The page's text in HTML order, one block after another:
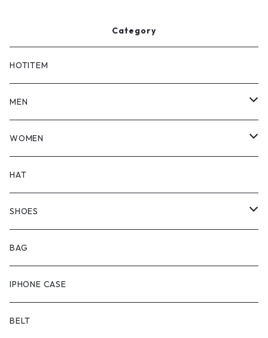
Category
HOTITEM
MEN
TOPS
BOTTOMS
OUTER
WOMEN
TOPS
BOTTOMS
ONEPIECE
OUTER
HAT
SHOES
ブーツ
スニーカー
サンダル
BAG
IPHONE CASE
BELT